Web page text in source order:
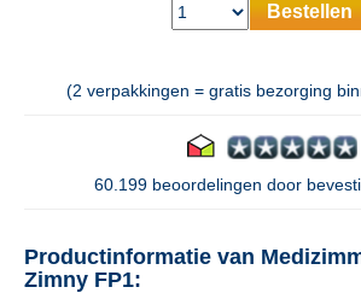
Bestellen
(2 verpakkingen = gratis bezorging
60.199 beoordelingen door
Productinformatie van
Zimny FP1: